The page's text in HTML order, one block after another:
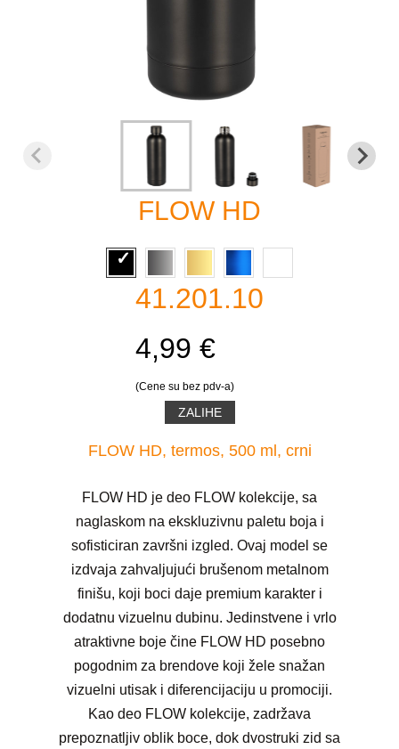
FLOW HD
41.201.10
4,99 €
(Cene su bez pdv-a)
ZALIHE
FLOW HD, termos, 500 ml, crni
FLOW HD je deo FLOW kolekcije, sa
naglaskom na ekskluzivnu paletu boja i
sofisticiran završni izgled. Ovaj model se
izdvaja zahvaljujući brušenom metalnom
finišu, koji boci daje premium karakter i
dodatnu vizuelnu dubinu. Jedinstvene i vrlo
atraktivne boje čine FLOW HD posebno
pogodnim za brendove koji žele snažan
vizuelni utisak i diferencijaciju u promociji.
Kao deo FLOW kolekcije, zadržava
prepoznatljiv oblik boce, dok dvostruki zid sa